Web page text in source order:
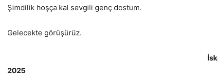
Şimdilik hoşça kal sevgili genç dostum.
Gelecekte görüşürüz.
İskenderun/
2025